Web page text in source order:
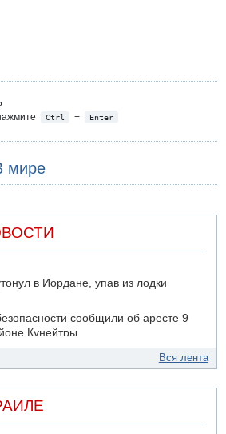
Ctrl + Enter
мире
в Иордане, упав из лодки
сообщили об аресте 9
Кунейтры
усиление жары в
ударе дроном по саудовскому НПЗ
Вся лента